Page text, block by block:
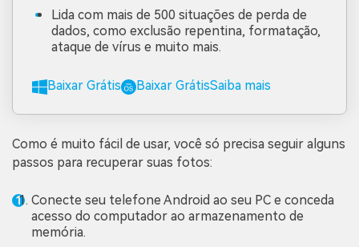
Lida com mais de 500 situações de perda de
dados, como exclusão repentina, formatação,
ataque de vírus e muito mais.
Baixar Grátis Baixar GrátisSaiba mais
Como é muito fácil de usar, você só precisa seguir alguns
passos para recuperar suas fotos:
Conecte seu telefone Android ao seu PC e conceda
acesso do computador ao armazenamento de
memória.